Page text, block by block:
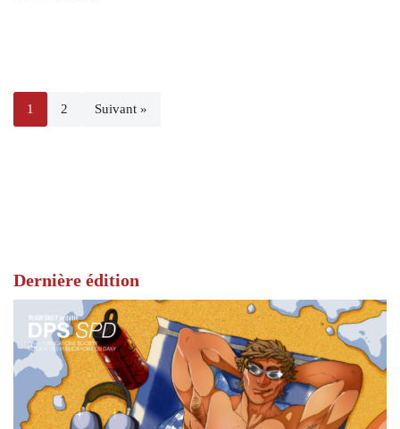
1 2 Suivant »
Dernière édition